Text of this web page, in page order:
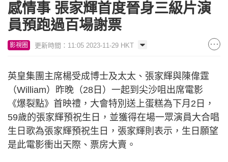
感情事 張家輝首度晉身三級片演
員預跑過百場謝票
影視圈 更新時間：11:05 2023-11-29 HKT
英皇集團主席楊受成博士及太太、張家輝與陳偉霆
（William）昨晚（28日）一起到尖沙咀出席電影
《爆裂點》首映禮，大會特別送上蛋糕為下月2日，
59歲的張家輝預祝生日，並獲得在場一眾演員大合唱
生日歌為張家輝預祝生日，張家輝則表示，生日願望
是此電影衝出天際、票房大賣。